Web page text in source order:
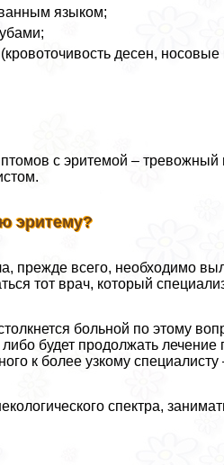
языком;
десен, носовые
с эритемой –
эритему?
прежде всего, необходимо
тот врач, который
больной по этому
будет продолжать лечение
к более узкому специалисту
спектра,